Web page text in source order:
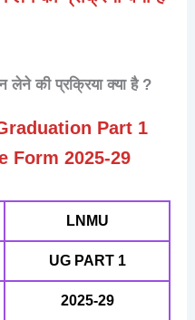
Part 1
Form 2025-29
LNMU
UG PART 1
2025-29